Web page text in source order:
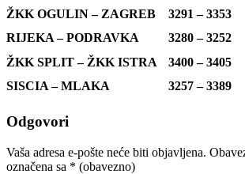
ŽKK OGULIN – ZAGREB
3291 – 3353
RIJEKA – PODRAVKA
3280 – 3252
ŽKK SPLIT – ŽKK ISTRA
3400 – 3405
SISCIA – MLAKA
3257 – 3389
Odgovori
Vaša adresa e-pošte neće biti objavljena.
označena sa * (obavezno)